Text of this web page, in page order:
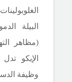
البيلة
(مظاهر
الإيكو
وظيفة